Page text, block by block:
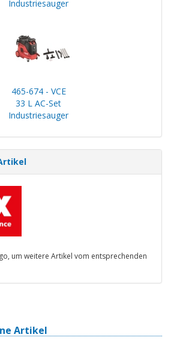
Industriesauger
465-674 - VCE
33 L AC-Set
Industriesauger
um weitere Artikel vom entsprechenden
Artikel